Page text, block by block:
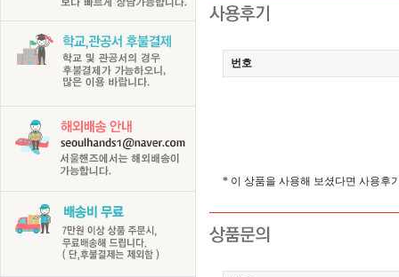
번호
* 이 상품을 사용해 보셨다면 사용후